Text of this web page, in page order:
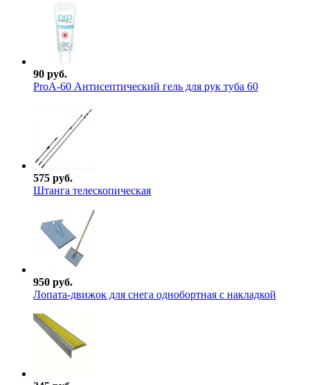
90 руб.
ProА-60 Антисептический гель для рук туба 60
575 руб.
Штанга телескопическая
950 руб.
Лопата-движок для снега однобортная с накладкой